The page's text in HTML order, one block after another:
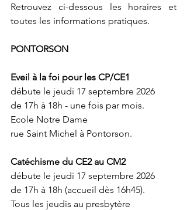
Retrouvez ci-dessous les horaires et
toutes les informations pratiques.
PONTORSON
Eveil à la foi pour les CP/CE1
débute le jeudi 17 septembre 2026
de 17h à 18h - une fois par mois.
Ecole Notre Dame
rue Saint Michel à Pontorson.
Catéchisme du CE2 au CM2
débute le jeudi 17 septembre 2026
de 17h à 18h (accueil dès 16h45).
Tous les jeudis au presbytère